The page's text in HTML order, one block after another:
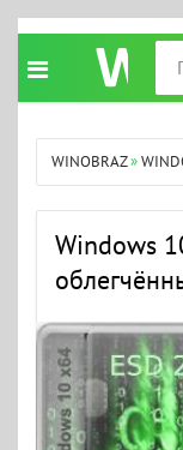
WINOBRAZ»
Windows